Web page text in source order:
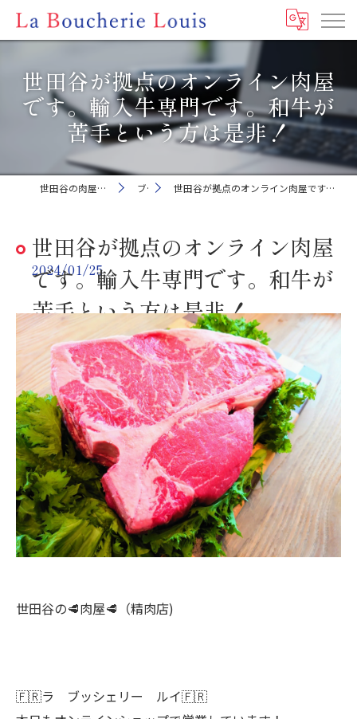
世田谷が拠点のオンライン肉屋
です。輸入牛専門です。和牛が
苦手という方は是非！
世田谷の肉屋ならLa Boucherie Louis ブログ 世田谷が拠点のオンライン肉屋です。輸入牛専門です。和牛が苦手という方は是非！
世田谷が拠点のオンライン肉屋
です。輸入牛専門です。和牛が
苦手という方は是非！
2024/01/25
世田谷の🥩肉屋🥩（精肉店)
🇫🇷ラ ブッシェリー ルイ🇫🇷